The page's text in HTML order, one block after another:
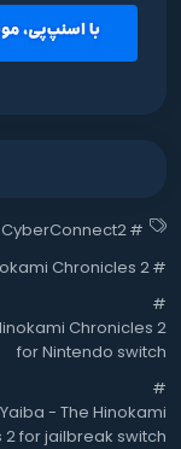
#
CyberConnect2
#
Chronicles 2
#
Chronicles 2
for Nintendo switch
#
- The Hinokami
2 for jailbreak switch